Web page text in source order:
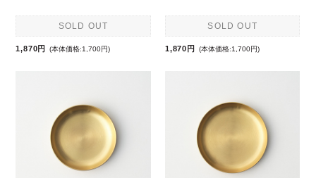
SOLD OUT
1,870円 (本体価格:1,700円)
SOLD OUT
1,870円 (本体価格:1,700円)